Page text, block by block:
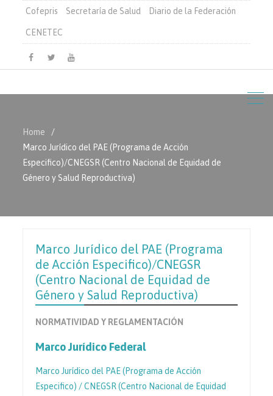
Cofepris Secretaría de Salud Diario de la Federación
CENETEC
Facebook
TwitterYoutube
Home
Marco Jurídico del PAE (Programa de Acción
Especifico)/CNEGSR (Centro Nacional de Equidad de
Género y Salud Reproductiva)
Marco Jurídico del PAE (Programa
de Acción Especifico)/CNEGSR
(Centro Nacional de Equidad de
Género y Salud Reproductiva)
NORMATIVIDAD Y REGLAMENTACIÓN
Marco Jurídico Federal
Marco Jurídico del PAE (Programa de Acción
Especifico) / CNEGSR (Centro Nacional de Equidad